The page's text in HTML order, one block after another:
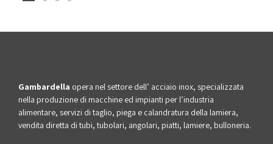
Gambardella opera nel settore dell’ acciaio inox, specializzata
nella produzione di macchine ed impianti per l’industria
alimentare, servizi di taglio, piega e calandratura della lamiera,
vendita diretta di tubi, tubolari, angolari, piatti, lamiere, bulloneria.